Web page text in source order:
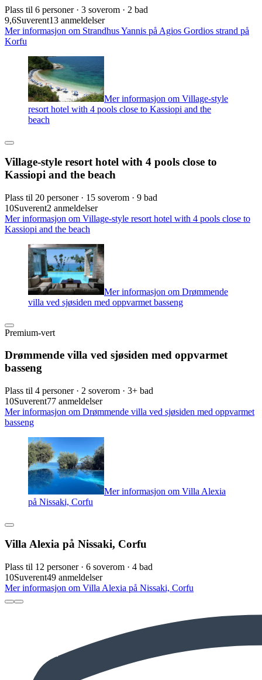
Plass til 6 personer · 3 soverom · 2 bad
9,6Suverent13 anmeldelser
Mer informasjon om Strandhus Yannis på Agios Gordios strand på
Korfu
Mer informasjon om Village-style
resort hotel with 4 pools close to Kassiopi and the
beach
Village-style resort hotel with 4 pools close to
Kassiopi and the beach
Plass til 20 personer · 15 soverom · 9 bad
10Suverent2 anmeldelser
Mer informasjon om Village-style resort hotel with 4 pools close to
Kassiopi and the beach
Mer informasjon om Drømmende
villa ved sjøsiden med oppvarmet basseng
Premium-vert
Drømmende villa ved sjøsiden med oppvarmet
basseng
Plass til 4 personer · 2 soverom · 3+ bad
10Suverent77 anmeldelser
Mer informasjon om Drømmende villa ved sjøsiden med oppvarmet
basseng
Mer informasjon om Villa Alexia
på Nissaki, Corfu
Villa Alexia på Nissaki, Corfu
Plass til 12 personer · 6 soverom · 4 bad
10Suverent49 anmeldelser
Mer informasjon om Villa Alexia på Nissaki, Corfu